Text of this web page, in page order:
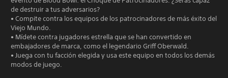
de destruir a tus adversarios?
• Compite contra los equipos de los patrocinadores de más éxito del
Viejo Mundo.
• Mídete contra jugadores estrella que se han convertido en
embajadores de marca, como el legendario Griff Oberwald.
• Juega con tu facción elegida y usa este equipo en todos los demás
modos de juego.